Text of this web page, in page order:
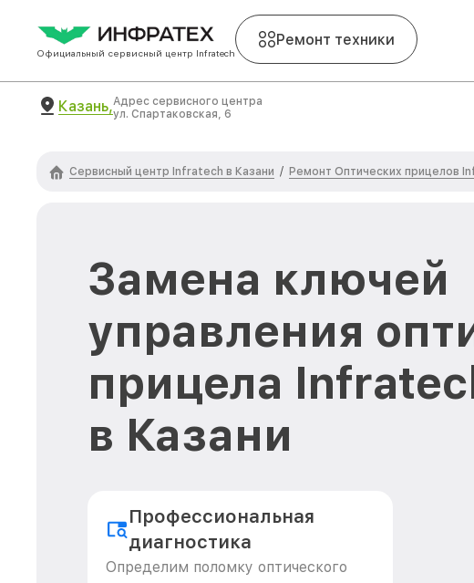
Официальный сервисный центр Infratech
Ремонт техники
Казань,Адрес сервисного центра
ул. Спартаковская, 6
Сервисный центр Infratech в Казани / Ремонт Оптических прицелов
Замена ключей
управления
прицела
в Казани
Профессиональная
диагностика
Определим поломку оптического